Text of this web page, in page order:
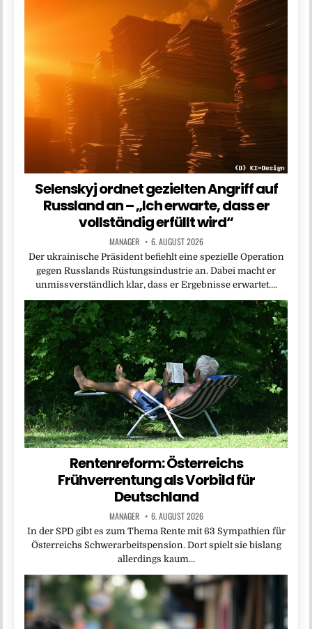
Selenskyj ordnet gezielten Angriff auf
Russland an – „Ich erwarte, dass er
vollständig erfüllt wird“
MANAGER 6. AUGUST 2026
Der ukrainische Präsident befiehlt eine spezielle Operation
gegen Russlands Rüstungsindustrie an. Dabei macht er
unmissverständlich klar, dass er Ergebnisse erwartet….
Rentenreform: Österreichs
Frühverrentung als Vorbild für
Deutschland
MANAGER 6. AUGUST 2026
In der SPD gibt es zum Thema Rente mit 63 Sympathien für
Österreichs Schwerarbeitspension. Dort spielt sie bislang
allerdings kaum…